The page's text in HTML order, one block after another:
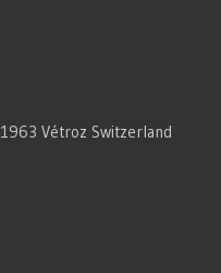
1963 Vétroz Switzerland